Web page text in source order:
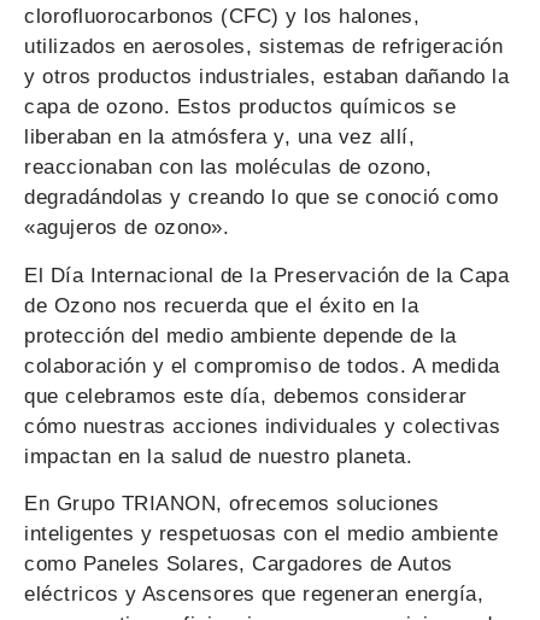
clorofluorocarbonos (CFC) y los halones,
utilizados en aerosoles, sistemas de refrigeración
y otros productos industriales, estaban dañando la
capa de ozono. Estos productos químicos se
liberaban en la atmósfera y, una vez allí,
reaccionaban con las moléculas de ozono,
degradándolas y creando lo que se conoció como
«agujeros de ozono».
El Día Internacional de la Preservación de la Capa
de Ozono nos recuerda que el éxito en la
protección del medio ambiente depende de la
colaboración y el compromiso de todos. A medida
que celebramos este día, debemos considerar
cómo nuestras acciones individuales y colectivas
impactan en la salud de nuestro planeta.
En Grupo TRIANON, ofrecemos soluciones
inteligentes y respetuosas con el medio ambiente
como Paneles Solares, Cargadores de Autos
eléctricos y Ascensores que regeneran energía,